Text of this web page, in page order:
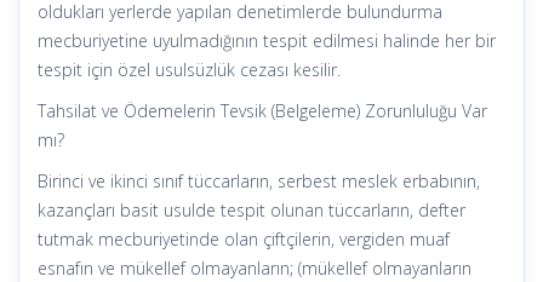
oldukları yerlerde yapılan denetimlerde bulundurma
mecburiyetine uyulmadığının tespit edilmesi halinde her bir
tespit için özel usulsüzlük cezası kesilir.
Tahsilat ve Ödemelerin Tevsik (Belgeleme) Zorunluluğu Var
mı?
Birinci ve ikinci sınıf tüccarların, serbest meslek erbabının,
kazançları basit usulde tespit olunan tüccarların, defter
tutmak mecburiyetinde olan çiftçilerin, vergiden muaf
esnafın ve mükellef olmayanların; (mükellef olmayanların